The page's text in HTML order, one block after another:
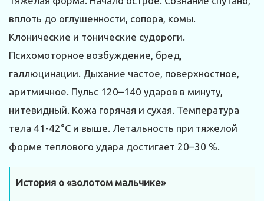
вплоть до оглушенности, сопора, комы.
Клонические и тонические судороги.
Психомоторное возбуждение, бред,
галлюцинации. Дыхание частое, поверхностное,
аритмичное. Пульс 120–140 ударов в минуту,
нитевидный. Кожа горячая и сухая. Температура
тела 41-42°С и выше. Летальность при тяжелой
форме теплового удара достигает 20–30 %.
История о «золотом мальчике»